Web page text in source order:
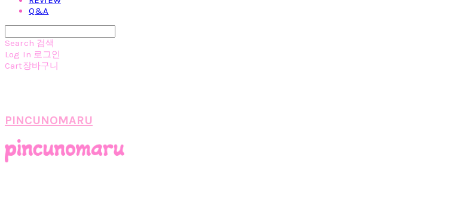
Q&A
Search 검색
Log In 로그인
Cart장바구니
PINCUNOMARU